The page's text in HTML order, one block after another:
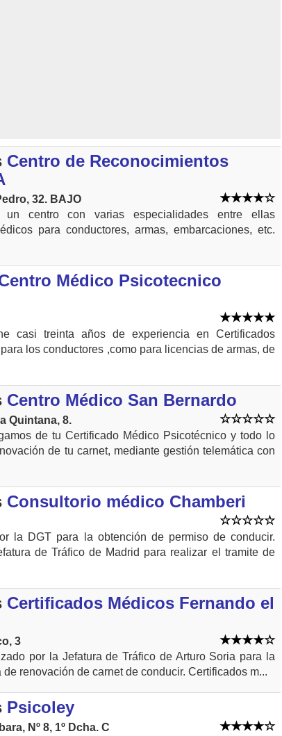
Centro de Reconocimientos
32. BAJO
centro con varias especialidades entre ellas
para conductores, armas, embarcaciones, etc.
Médico Psicotecnico
casi treinta años de experiencia en Certificados
los conductores ,como para licencias de armas, de
Centro Médico San Bernardo
Quintana, 8.
de tu Certificado Médico Psicotécnico y todo lo
de tu carnet, mediante gestión telemática con
Consultorio médico Chamberi
la DGT para la obtención de permiso de conducir.
de Tráfico de Madrid para realizar el tramite de
Certificados Médicos Fernando el
3
por la Jefatura de Tráfico de Arturo Soria para la
renovación de carnet de conducir. Certificados m...
Psicoley
Nº 8, 1º Dcha. C